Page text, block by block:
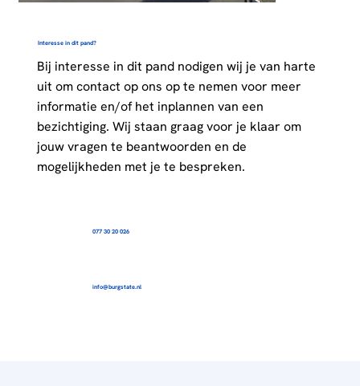
Interesse in dit pand?
Bij interesse in dit pand nodigen wij je van harte
uit om contact op ons op te nemen voor meer
informatie en/of het inplannen van een
bezichtiging. Wij staan graag voor je klaar om
jouw vragen te beantwoorden en de
mogelijkheden met je te bespreken.
077 30 20 026
info@burgstate.nl